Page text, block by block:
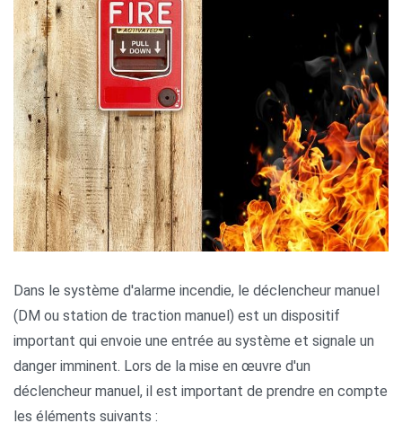
Dans le système d'alarme incendie, le déclencheur manuel
(DM ou station de traction manuel) est un dispositif
important qui envoie une entrée au système et signale un
danger imminent. Lors de la mise en œuvre d'un
déclencheur manuel, il est important de prendre en compte
les éléments suivants :